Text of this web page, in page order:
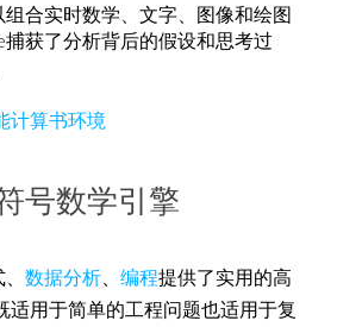
合实时数学、文字、图像和绘图
获了分析背后的假设和思考过
计算书环境
号数学引擎
数据分析 编程提供了实用的高
适用于简单的工程问题也适用于复